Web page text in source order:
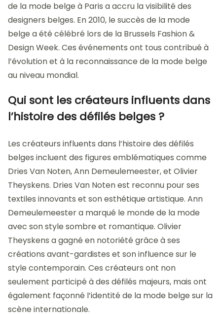
de la mode belge à Paris a accru la visibilité des
designers belges. En 2010, le succès de la mode
belge a été célébré lors de la Brussels Fashion &
Design Week. Ces événements ont tous contribué à
l’évolution et à la reconnaissance de la mode belge
au niveau mondial.
Qui sont les créateurs influents dans
l’histoire des défilés belges ?
Les créateurs influents dans l’histoire des défilés
belges incluent des figures emblématiques comme
Dries Van Noten, Ann Demeulemeester, et Olivier
Theyskens. Dries Van Noten est reconnu pour ses
textiles innovants et son esthétique artistique. Ann
Demeulemeester a marqué le monde de la mode
avec son style sombre et romantique. Olivier
Theyskens a gagné en notoriété grâce à ses
créations avant-gardistes et son influence sur le
style contemporain. Ces créateurs ont non
seulement participé à des défilés majeurs, mais ont
également façonné l’identité de la mode belge sur la
scène internationale.